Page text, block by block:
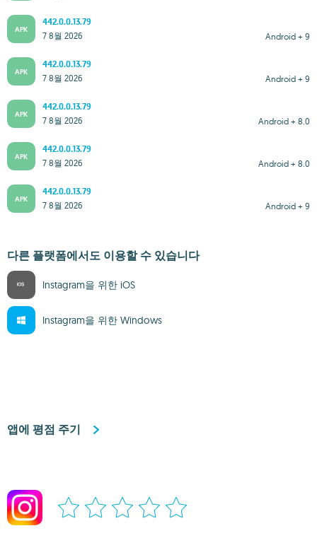
APK
442.0.0.13.79
Android + 9
7 8월 2026
APK
442.0.0.13.79
Android + 9
7 8월 2026
APK
442.0.0.13.79
Android + 8.0
7 8월 2026
APK
442.0.0.13.79
Android + 8.0
7 8월 2026
APK
442.0.0.13.79
Android + 9
7 8월 2026
다른 플랫폼에서도 이용할 수 있습니다
Instagram을 위한 iOS
Instagram을 위한 Windows
앱에 평점 주기